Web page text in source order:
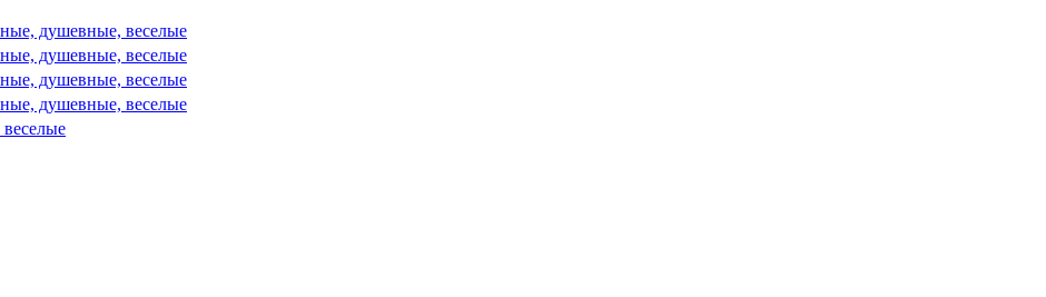
душевные, веселые
душевные, веселые
душевные, веселые
душевные, веселые